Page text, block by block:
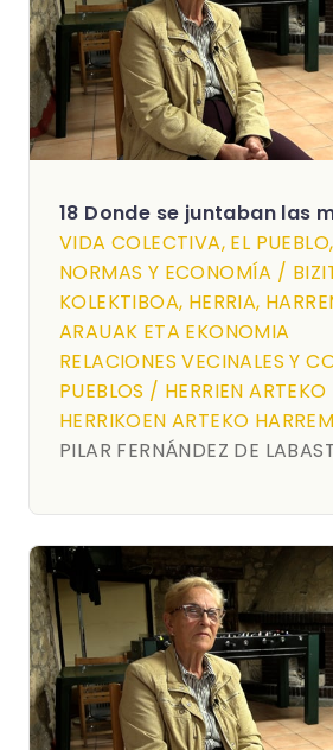
18 Donde se juntaban las
VIDA COLECTIVA, EL
NORMAS Y ECONOMÍA /
KOLEKTIBOA, HERRIA,
ARAUAK ETA EKONOMIA
RELACIONES VECINALES Y
PUEBLOS / HERRIEN ARTEKO
HERRIKOEN ARTEKO
PILAR FERNÁNDEZ DE